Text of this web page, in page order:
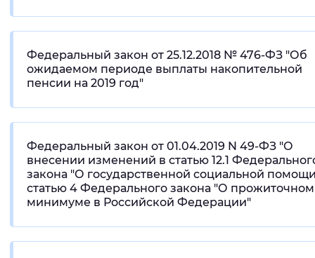
Федеральный закон от 25.12.2018 № 476-ФЗ "Об
ожидаемом периоде выплаты накопительной
пенсии на 2019 год"
Федеральный закон от 01.04.2019 N 49-ФЗ "О
внесении изменений в статью 12.1
закона "О государственной социальной
статью 4 Федерального закона "О прожиточном
минимуме в Российской Федерации"